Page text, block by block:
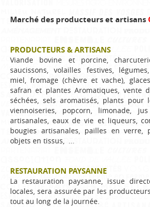
Marché des producteurs et artisans
PRODUCTEURS & ARTISANS
Viande bovine et porcine,
saucissons, volailles festives,
miel, fromage (chèvre et vache),
safran et plantes Aromatiques, vente
séchées, sels aromatisés, plants pour
viennoiseries, popcorn, limonade,
artisanales, eaux de vie et liqueurs,
bougies artisanales, pailles en verre,
objets en tissus, ...
RESTAURATION PAYSANNE
La restauration paysanne, issue
locales, sera assurée par les
tout au long de la journée.